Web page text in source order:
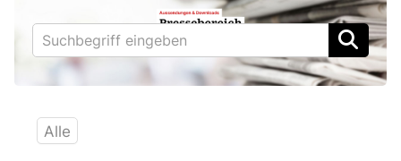
REWE International AG
BILLA
PENNY
BIPA
Alle